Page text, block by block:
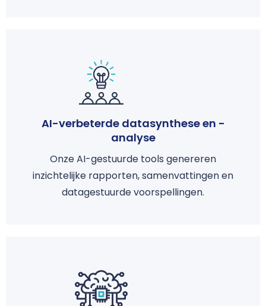
AI-verbeterde datasynthese en -
analyse
Onze AI-gestuurde tools genereren
inzichtelijke rapporten, samenvattingen en
datagestuurde voorspellingen.